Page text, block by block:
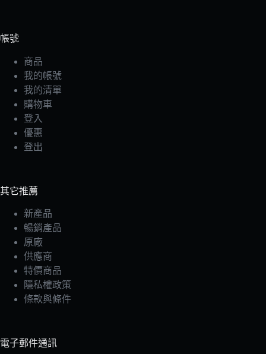
帳號
商品
我的帳號
我的清單
購物車
登入
優惠
登出
其它推薦
新產品
暢銷產品
原廠
供應商
特價商品
隱私權政策
條款與條件
電子郵件通訊